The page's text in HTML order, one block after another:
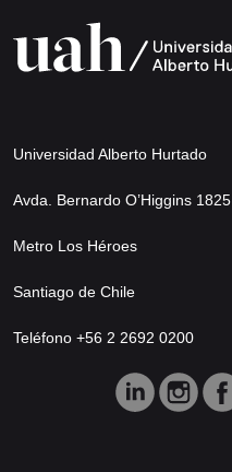
Universidad Alberto Hurtado
Avda. Bernardo O’Higgins 1825
Metro Los Héroes
Santiago de Chile
Teléfono +56 2 2692 0200